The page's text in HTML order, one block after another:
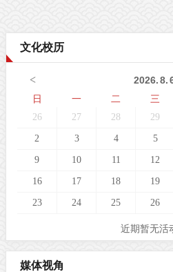
受激拉曼散射（SRS）成像原理，
术与无监督学习图像生成算法，解
文化校历
< 2026.8.
日
一 二 三
26 27 28 29
2 3 4 5
9 10 11 12
16 17 18 19
23 24 25 26
近期暂无活
媒体视角